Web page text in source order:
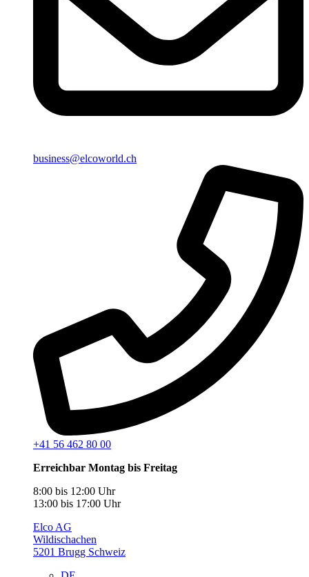
business@elcoworld.ch
+41 56 462 80 00
Erreichbar Montag bis Freitag
8:00 bis 12:00 Uhr
13:00 bis 17:00 Uhr
Elco AG
Wildischachen
5201 Brugg Schweiz